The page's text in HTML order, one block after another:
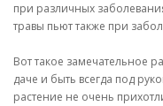
при различных
травы пьют также при
Вот такое замечательное
даче и быть всегда под
растение не очень